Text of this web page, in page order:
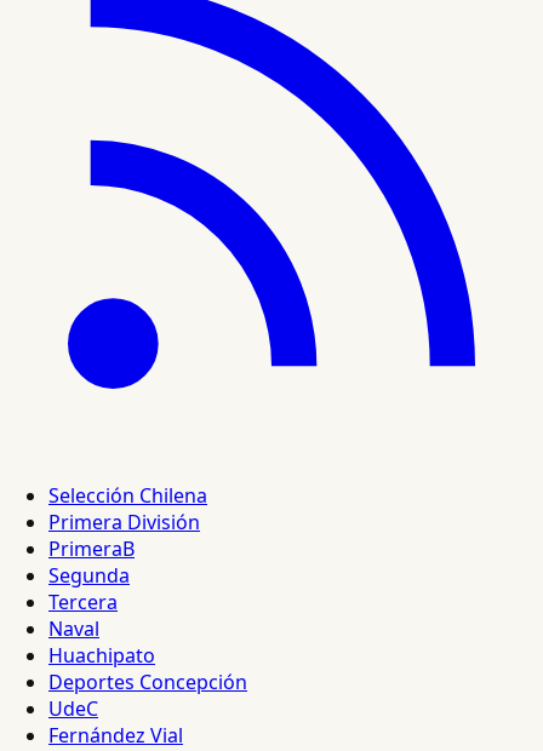
Selección Chilena
Primera División
PrimeraB
Segunda
Tercera
Naval
Huachipato
Deportes Concepción
UdeC
Fernández Vial